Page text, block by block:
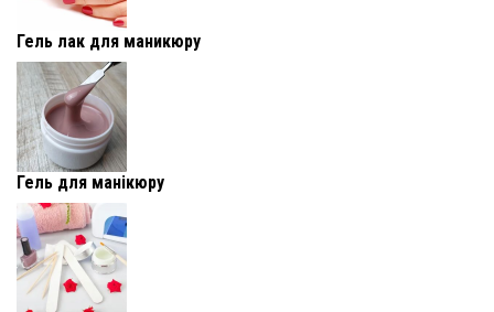
Гель лак для маникюру
Гель для манікюру